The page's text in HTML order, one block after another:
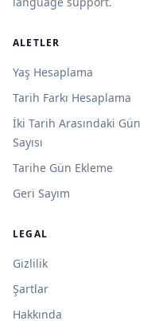
ALETLER
Yaş Hesaplama
Tarih Farkı Hesaplama
İki Tarih Arasındaki Gün
Sayısı
Tarihe Gün Ekleme
Geri Sayım
LEGAL
Gizlilik
Şartlar
Hakkında